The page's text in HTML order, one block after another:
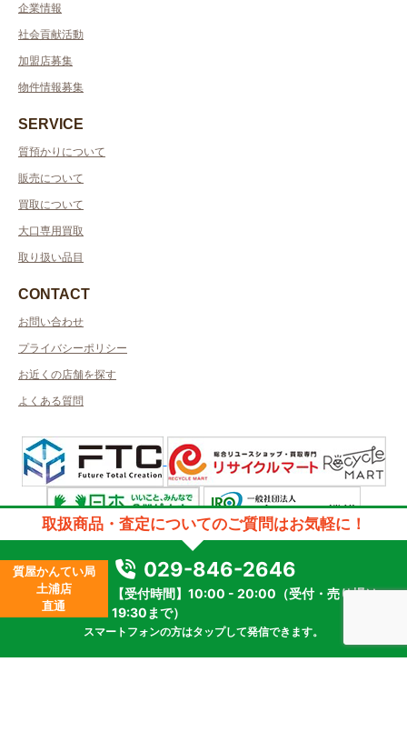
企業情報
社会貢献活動
加盟店募集
物件情報募集
SERVICE
質預かりについて
販売について
買取について
大口専用買取
取り扱い品目
CONTACT
お問い合わせ
プライバシーポリシー
お近くの店舗を探す
よくある質問
許可管轄：茨城県公安委員会許可
古物商許可番号：第401180001684号／取得者名：有限会社べルージュ
質屋許可番号：401160000024
2023 © kanteikyoku.jp allrights reseved.
取扱商品・査定についてのご質問はお気軽に！
質屋かんてい局
土浦店
直通
029-846-2646
【受付時間】10:00 - 20:00（受付・売り場は
19:30まで）
スマートフォンの方はタップして発信できます。